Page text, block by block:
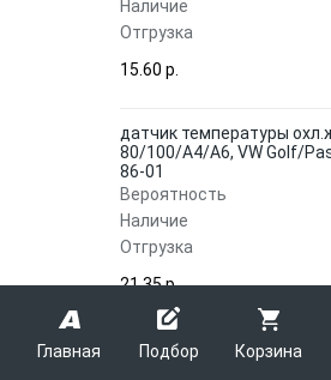
Главная Подбор Корзина
Наличие
Отгрузка
15.60 p.
датчик температуры
80/100/A4/A6, VW Golf/
86-01
Вероятность
Наличие
Отгрузка
21.35 p.
Показать